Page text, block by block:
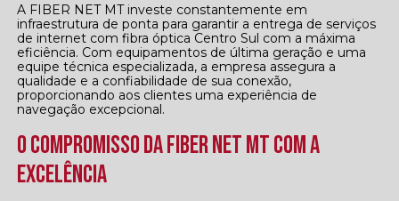
A FIBER NET MT investe constantemente em
infraestrutura de ponta para garantir a entrega de serviços
de internet com fibra óptica Centro Sul com a máxima
eficiência. Com equipamentos de última geração e uma
equipe técnica especializada, a empresa assegura a
qualidade e a confiabilidade de sua conexão,
proporcionando aos clientes uma experiência de
navegação excepcional.
O Compromisso da FIBER NET MT com a
Excelência